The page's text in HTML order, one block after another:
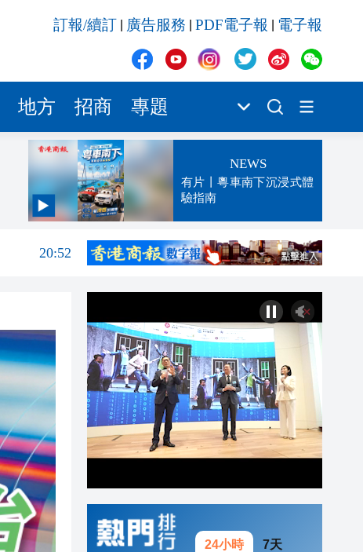
訂報/續訂 廣告服務 PDF電子報 電子報
地方 招商 專題
NEWS
有片丨粵車南下沉浸式體
驗指南
21:04
20:52
20:17
20:16
20:12
24小時 7天